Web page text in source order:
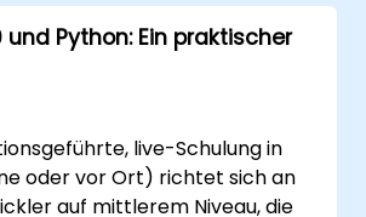
von Machine-Learning-
nutzen.
Workflows zur
und -verarbeitung zu
und Python: Ein praktischer
live-Schulung in
oder vor Ort) richtet sich an
auf mittlerem Niveau, die